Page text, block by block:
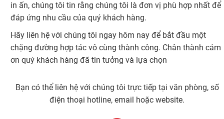
in ấn, chúng tôi tin rằng chúng tôi là đơn vị phù hợp nhất để
đáp ứng nhu cầu của quý khách hàng.
Hãy liên hệ với chúng tôi ngay hôm nay để bắt đầu một
chặng đường hợp tác vô cùng thành công. Chân thành cảm
ơn quý khách hàng đã tin tưởng và lựa chọn
Bạn có thể liên hệ với chúng tôi trực tiếp tại văn phòng, số
điện thoại hotline, email hoặc website.